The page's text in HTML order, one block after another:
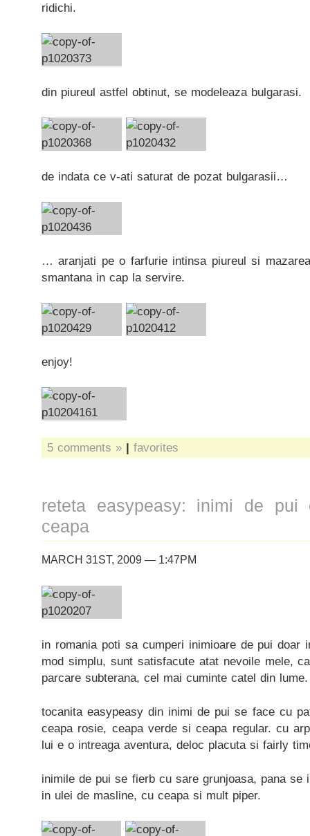
ridichi.
din piureul astfel obtinut, se modeleaza bulgarasi.
de indata ce v-ati saturat de pozat bulgarasii…
… aranjati pe o farfurie intinsa piureul si
smantana in cap la servire.
enjoy!
5 comments » | favorites
reteta easypeasy: inimi de
ceapa
MARCH 31ST, 2009 — 1:47PM
in romania poti sa cumperi inimioare de pui doar
mod simplu, sunt satisfacute atat nevoile mele,
parcare subterana, cel mai cuminte catel din lume.
tocanita easypeasy din inimi de pui se face cu
ceapa rosie, ceapa verde si ceapa regular. cu
lui e o intreaga aventura, deloc placuta si fairly
inimile de pui se fierb cu sare grunjoasa, pana se
in ulei de masline, cu ceapa si mult piper.